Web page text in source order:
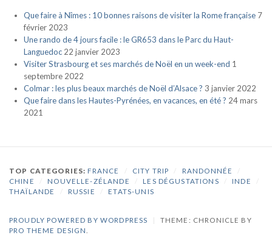
Que faire à Nîmes : 10 bonnes raisons de visiter la Rome française 7
février 2023
Une rando de 4 jours facile : le GR653 dans le Parc du Haut-
Languedoc 22 janvier 2023
Visiter Strasbourg et ses marchés de Noël en un week-end 1
septembre 2022
Colmar : les plus beaux marchés de Noël d’Alsace ? 3 janvier 2022
Que faire dans les Hautes-Pyrénées, en vacances, en été ? 24 mars
2021
TOP CATEGORIES:FRANCE CITY TRIP RANDONNÉE
CHINE
NOUVELLE-ZÉLANDE LES DÉGUSTATIONS INDE
THAÏLANDE
RUSSIE ETATS-UNIS
PROUDLY POWERED BY WORDPRESS
THEME: CHRONICLE BY
PRO THEME DESIGN